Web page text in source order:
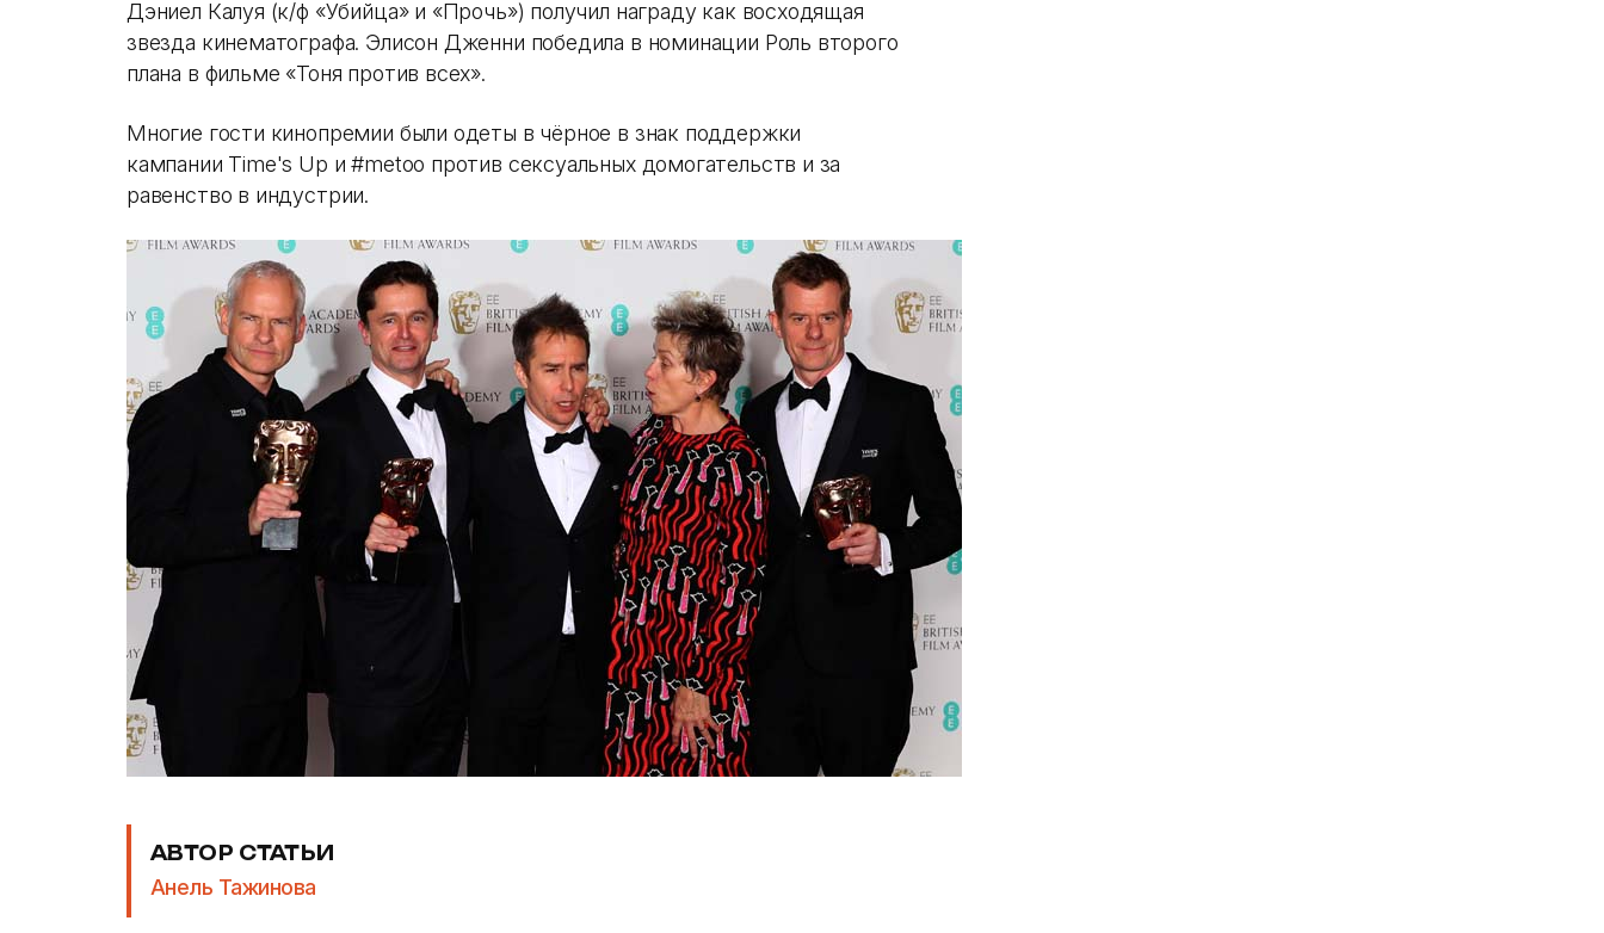
Дэниел Калуя (к/ф «Убийца» и «Прочь») получил награду как восходящая
звезда кинематографа. Элисон Дженни победила в номинации Роль второго
плана в фильме «Тоня против всех».
Многие гости кинопремии были одеты в чёрное в знак поддержки
кампании Time's Up и #metoo против сексуальных домогательств и за
равенство в индустрии.
АВТОР СТАТЬИ
Анель Тажинова